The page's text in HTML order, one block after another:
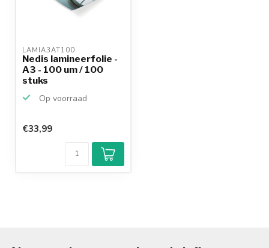
LAMIA3AT100
Nedis lamineerfolie -
A3 - 100 um / 100
stuks
Op voorraad
€33,99